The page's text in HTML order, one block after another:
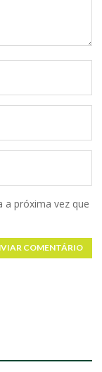
a próxima vez que
COMENTÁRIO